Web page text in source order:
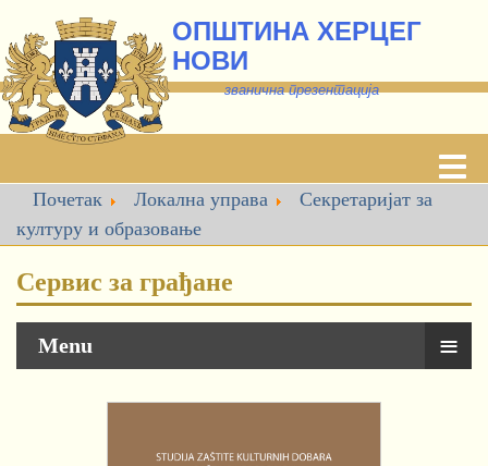
ОПШТИНА ХЕРЦЕГ
НОВИ
званична презентација
Почетак Локална управа
Секретаријат за
културу и образовање
Сервис за грађане
Menu ≡